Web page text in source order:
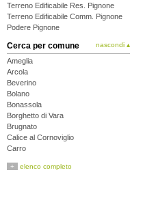
Terreno Edificabile Res. Pignone
Terreno Edificabile Comm. Pignone
Podere Pignone
Cerca per comune nascondi ▴
Ameglia
Arcola
Beverino
Bolano
Bonassola
Borghetto di Vara
Brugnato
Calice al Cornoviglio
Carro
Castelnuovo Magra
+ elenco completo